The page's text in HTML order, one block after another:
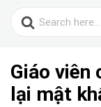
Search
for:
Giáo viên
lại mật